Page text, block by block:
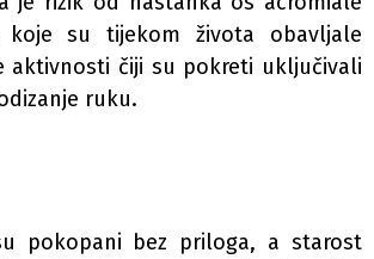
su tijekom života obavljale
aktivnosti čiji su pokreti uključivali
ruku.
pokopani bez priloga, a starost